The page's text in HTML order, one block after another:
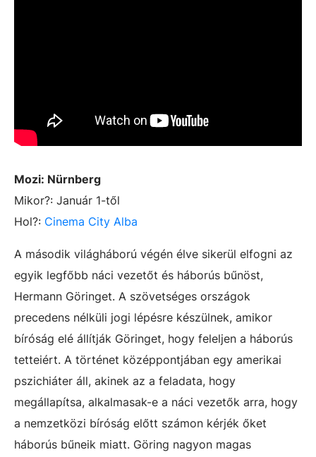
Mozi: Nürnberg
Mikor?: Január 1-től
Hol?: Cinema City Alba
A második világháború végén élve sikerül elfogni az
egyik legfőbb náci vezetőt és háborús bűnöst,
Hermann Göringet. A szövetséges országok
precedens nélküli jogi lépésre készülnek, amikor
bíróság elé állítják Göringet, hogy feleljen a háborús
tetteiért. A történet középpontjában egy amerikai
pszichiáter áll, akinek az a feladata, hogy
megállapítsa, alkalmasak-e a náci vezetők arra, hogy
a nemzetközi bíróság előtt számon kérjék őket
háborús bűneik miatt. Göring nagyon magas